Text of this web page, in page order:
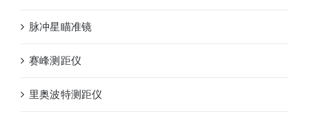
脉冲星瞄准镜
赛峰测距仪
里奥波特测距仪